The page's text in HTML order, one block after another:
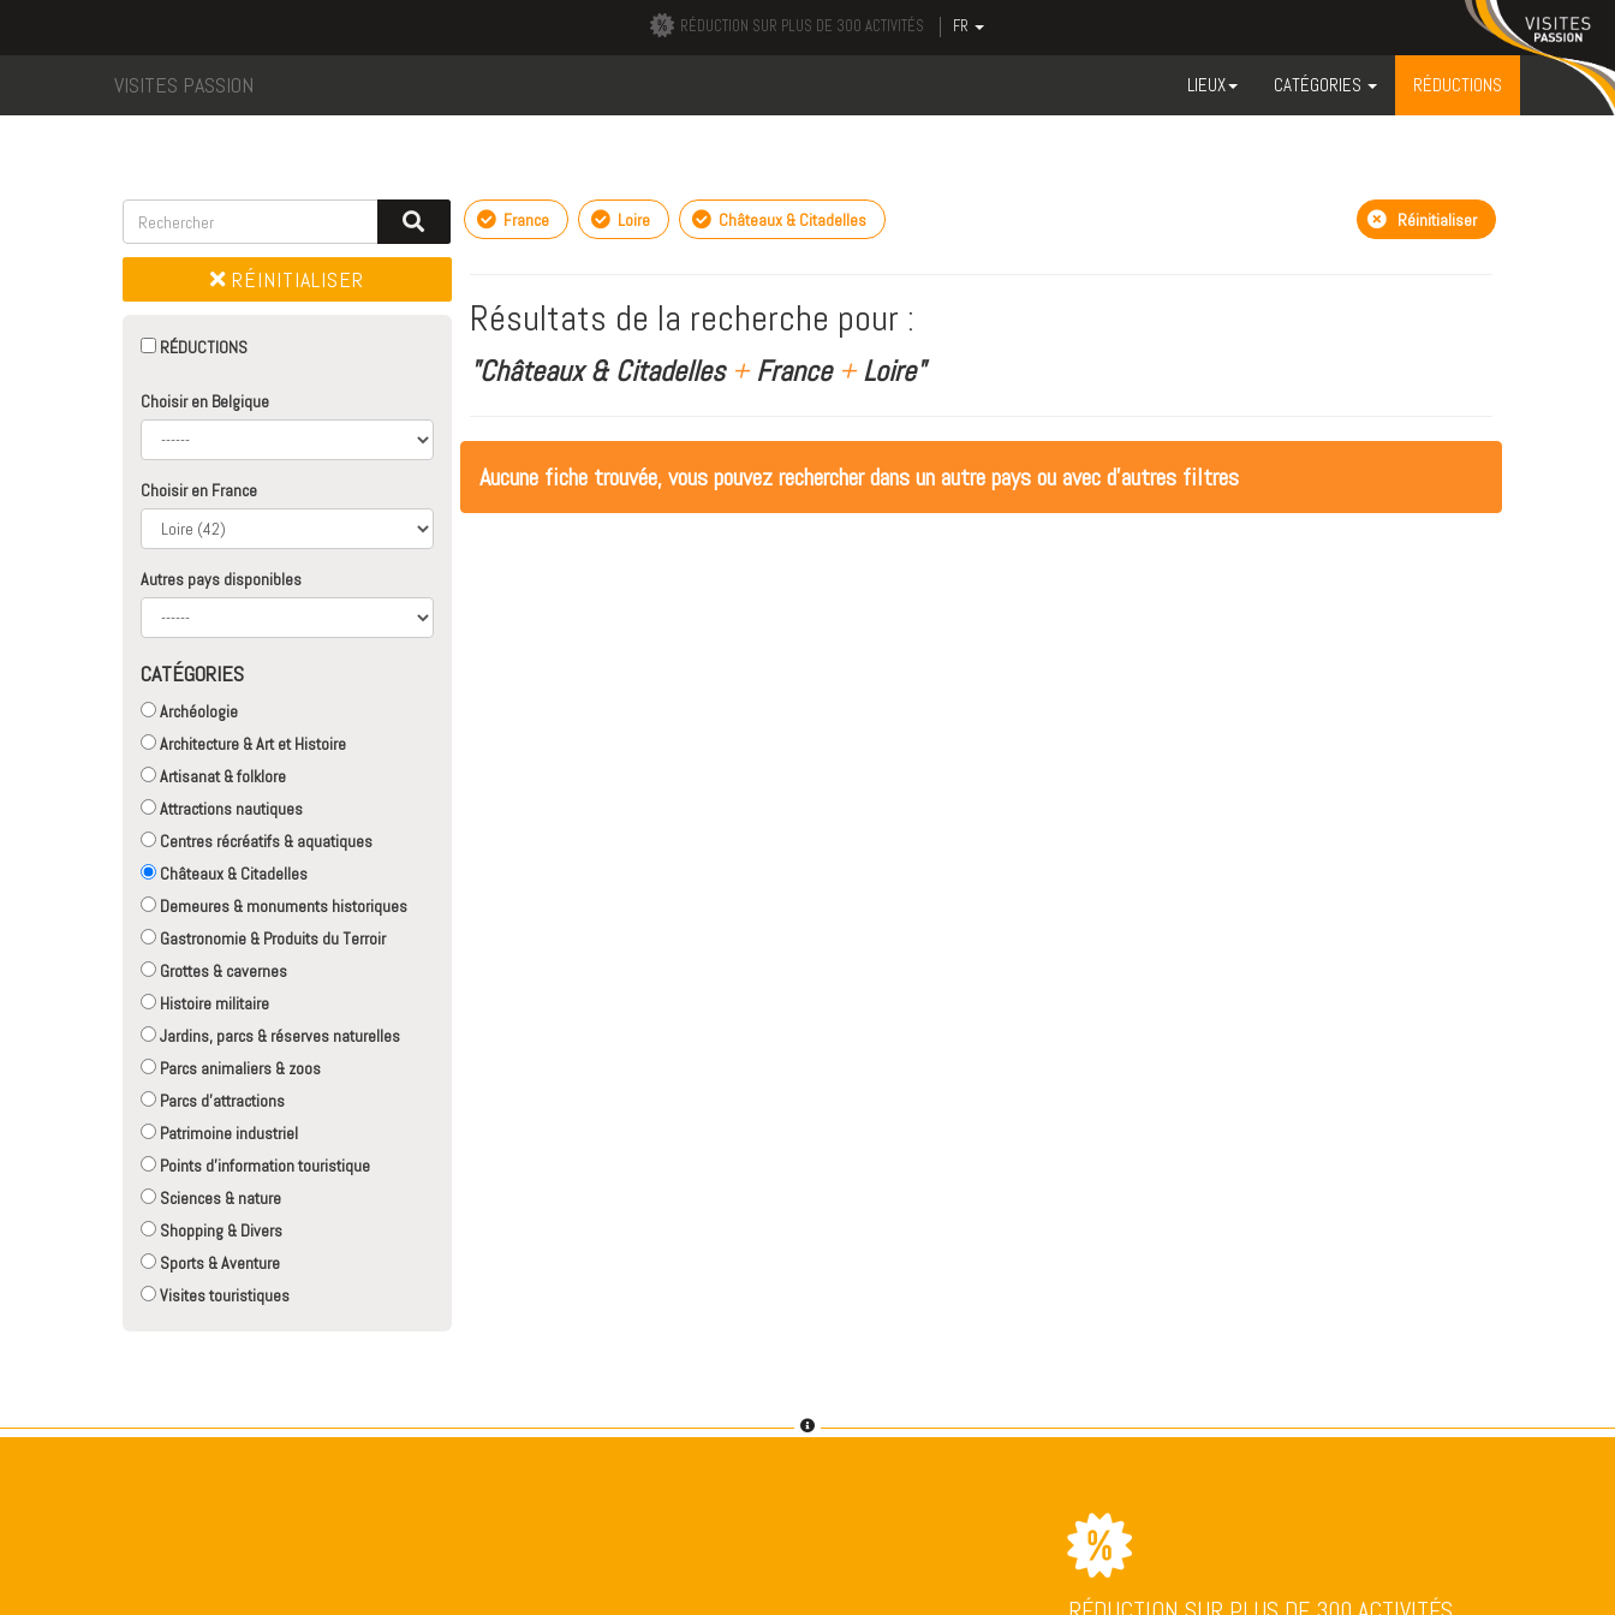
RÉDUCTION SUR PLUS DE 300 ACTIVITÉS FR
VISITES PASSION LIEUX CATÉGORIES RÉDUCTIONS
RÉINITIALISER
RÉDUCTIONS
Choisir en Belgique
Choisir en France
Autres pays disponibles
CATÉGORIES
Archéologie
Architecture & Art et Histoire
Artisanat & folklore
Attractions nautiques
Centres récréatifs & aquatiques
Châteaux & Citadelles
Demeures & monuments historiques
Gastronomie & Produits du Terroir
Grottes & cavernes
Histoire militaire
Jardins, parcs & réserves naturelles
Parcs animaliers & zoos
Parcs d'attractions
Patrimoine industriel
Points d'information touristique
Sciences & nature
Shopping & Divers
Sports & Aventure
Visites touristiques
France Loire Châteaux & Citadelles Réinitialiser
Résultats de la recherche pour :
"Châteaux & Citadelles +France +Loire"
Aucune fiche trouvée, vous pouvez rechercher dans un autre pays ou avec d'autres filtres